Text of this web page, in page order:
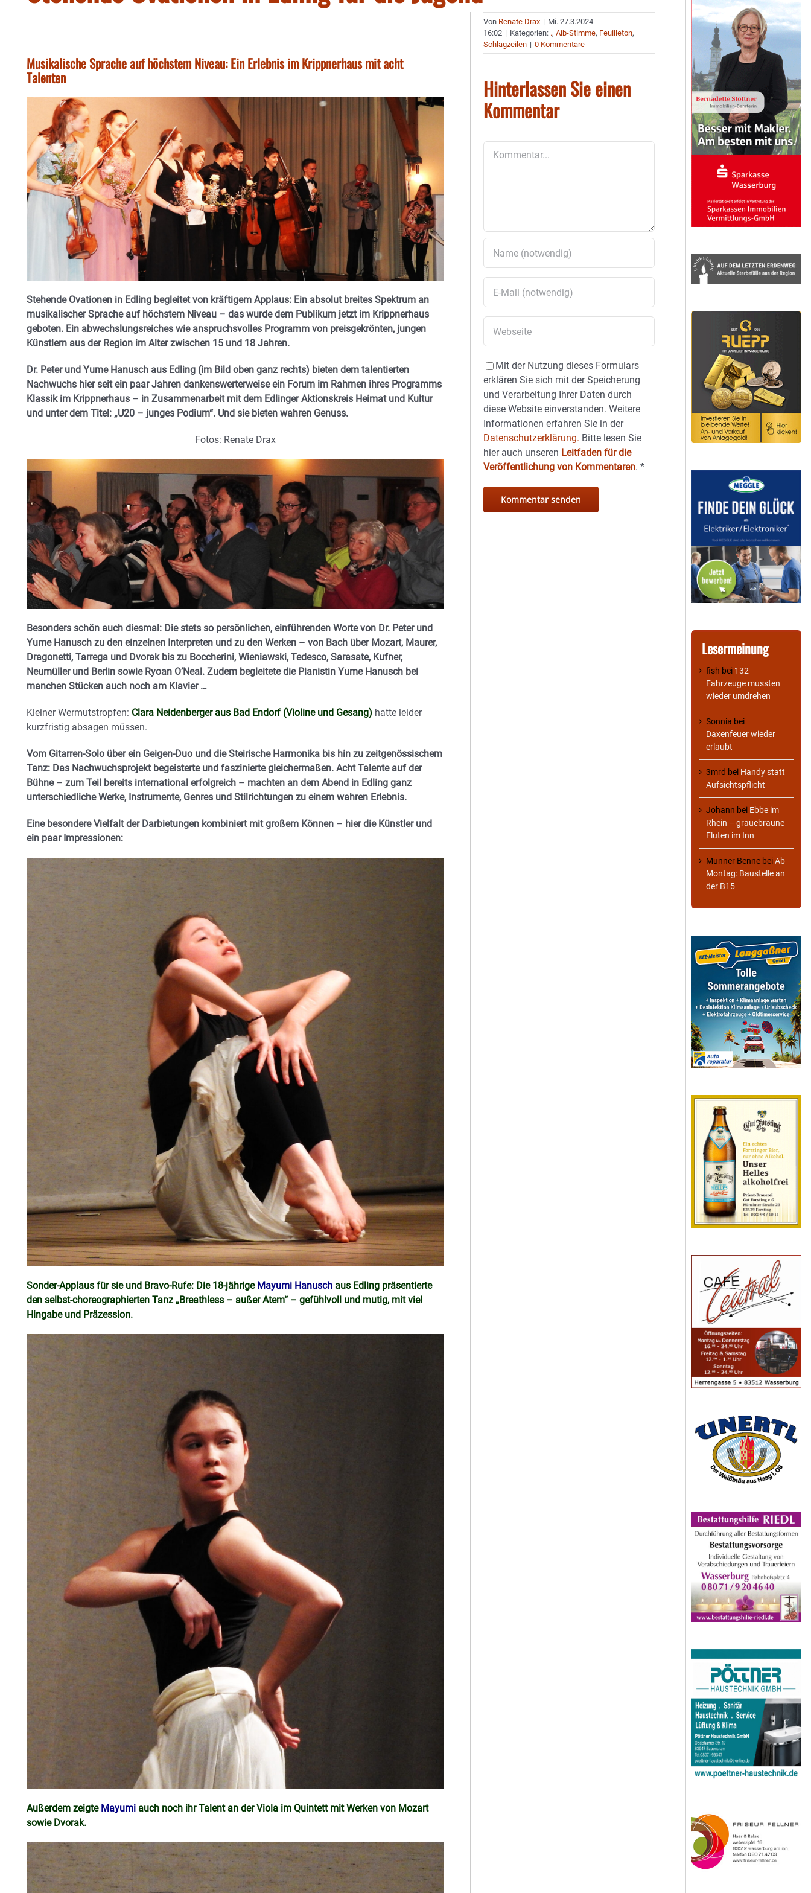
Musikalische Sprache auf höchstem Niveau: Ein Erlebnis im Krippnerhaus mit acht
Talenten
Stehende Ovationen in Edling begleitet von kräftigem Applaus: Ein absolut breites Spektrum an
musikalischer Sprache auf höchstem Niveau – das wurde dem Publikum jetzt im Krippnerhaus
geboten. Ein abwechslungsreiches wie anspruchsvolles Programm von preisgekrönten, jungen
Künstlern aus der Region im Alter zwischen 15 und 18 Jahren.
Dr. Peter und Yume Hanusch aus Edling (im Bild oben ganz rechts) bieten dem talentierten
Nachwuchs hier seit ein paar Jahren dankenswerterweise ein Forum im Rahmen ihres Programms
Klassik im Krippnerhaus – in Zusammenarbeit mit dem Edlinger Aktionskreis Heimat und Kultur
und unter dem Titel: „U20 – junges Podium“. Und sie bieten wahren Genuss.
Fotos: Renate Drax
Besonders schön auch diesmal: Die stets so persönlichen, einführenden Worte von Dr. Peter und
Yume Hanusch zu den einzelnen Interpreten und zu den Werken – von Bach über Mozart, Maurer,
Dragonetti, Tarrega und Dvorak bis zu Boccherini, Wieniawski, Tedesco, Sarasate, Kufner,
Neumüller und Berlin sowie Ryoan O’Neal. Zudem begleitete die Pianistin Yume Hanusch bei
manchen Stücken auch noch am Klavier …
Kleiner Wermutstropfen: Clara Neidenberger aus Bad Endorf (Violine und Gesang) hatte leider
kurzfristig absagen müssen.
Vom Gitarren-Solo über ein Geigen-Duo und die Steirische Harmonika bis hin zu zeitgenössischem
Tanz: Das Nachwuchsprojekt begeisterte und faszinierte gleichermaßen. Acht Talente auf der
Bühne– zum Teil bereits international erfolgreich – machten an dem Abend in Edling ganz
unterschiedliche Werke, Instrumente, Genres und Stilrichtungen zu einem wahren Erlebnis.
Eine besondere Vielfalt der Darbietungen kombiniert mit großem Können – hier die Künstler und
ein paar Impressionen:
Sonder-Applaus für sie und Bravo-Rufe: Die 18-jährige Mayumi Hanusch aus Edling präsentierte
den selbst-choreographierten Tanz „Breathless – außer Atem“ – gefühlvoll und mutig, mit viel
Hingabe und Präzession.
Außerdem zeigte Mayumi auch noch ihr Talent an der Viola im Quintett mit Werken von Mozart
sowie Dvorak.
Von Renate Drax | Mi. 27.3.2024 -
16:02 | Kategorien: .,Aib-Stimme, Feuilleton,
Schlagzeilen | 0 Kommentare
Hinterlassen Sie einen
Kommentar
Mit der Nutzung dieses Formulars
erklären Sie sich mit der Speicherung
und Verarbeitung Ihrer Daten durch
diese Website einverstanden. Weitere
Informationen erfahren Sie in der
Datenschutzerklärung. Bitte lesen Sie
hier auch unseren Leitfaden für die
Veröffentlichung von Kommentaren.*
Lesermeinung
fish bei 132
Fahrzeuge mussten
wieder umdrehen
Sonnia bei
Daxenfeuer wieder
erlaubt
3mrd bei Handy statt
Aufsichtspflicht
Johann bei Ebbe im
Rhein – grauebraune
Fluten im Inn
Munner Benne beiAb
Montag: Baustelle an
der B15